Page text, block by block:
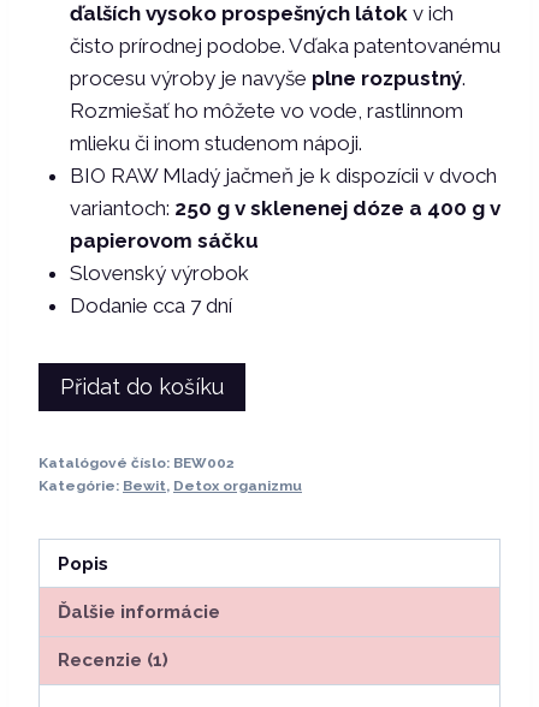
ďalších vysoko prospešných látokv ich
čisto prírodnej podobe. Vďaka patentovanému
procesu výroby je navyše plne rozpustný.
Rozmiešať ho môžete vo vode, rastlinnom
mlieku či inom studenom nápoji.
BIO RAW Mladý jačmeň je k dispozícii v dvoch
variantoch: 250 g v sklenenej dóze a 400 g v
papierovom sáčku
Slovenský výrobok
Dodanie cca 7 dní
Přidat do košíku
Katalógové číslo: BEW002
Kategórie: Bewit, Detox organizmu
Popis
Ďalšie informácie
Recenzie (1)